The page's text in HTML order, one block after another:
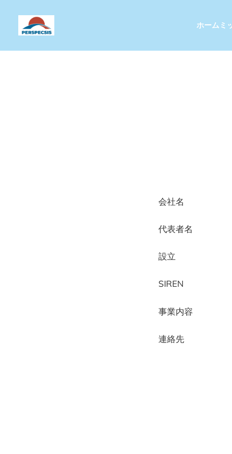
ホームミ
会社名
代表者名
設立
SIREN
事業内容 ニ
連絡先